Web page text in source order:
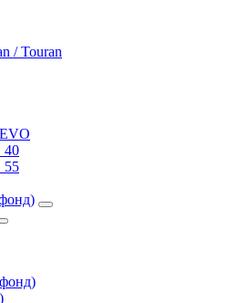
/ Touran
40
55